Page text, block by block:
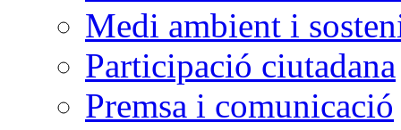
Medi ambient i
Participació ciutadana
Premsa i comunicació